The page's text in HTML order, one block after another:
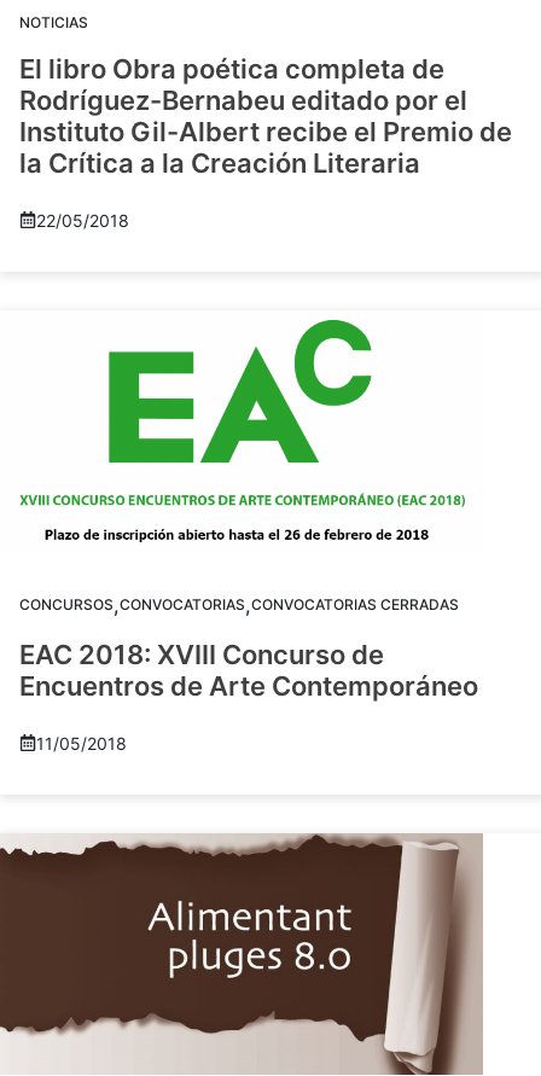
NOTICIAS
El libro Obra poética completa de
Rodríguez-Bernabeu editado por el
Instituto Gil-Albert recibe el Premio de
la Crítica a la Creación Literaria
22/05/2018
CONCURSOS,CONVOCATORIAS,CONVOCATORIAS CERRADAS
EAC 2018: XVIII Concurso de
Encuentros de Arte Contemporáneo
11/05/2018